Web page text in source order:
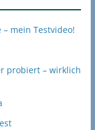
mein Testvideo!
probiert – wirklich